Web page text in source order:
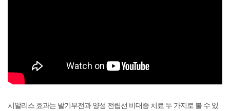
시알리스 효과는 발기부전과 양성 전립선 비대증 치료 두 가지로 볼 수 있